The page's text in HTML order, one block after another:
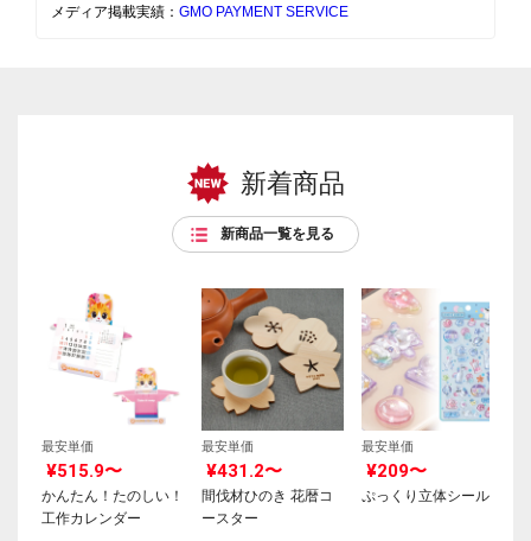
メディア掲載実績： GMO PAYMENT SERVICE
新着商品
新商品一覧を見る
最安単価
¥515.9〜
かんたん！たのしい！
工作カレンダー
最安単価
¥431.2〜
間伐材ひのき 花暦コ
ースター
最安単価
¥209〜
ぷっくり立体シール